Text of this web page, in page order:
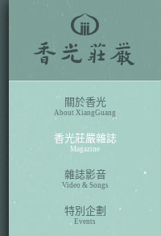
關於香光
About XiangGuang
香光莊嚴雜誌
Magazine
雜誌影音
Video & Songs
特別企劃
Events